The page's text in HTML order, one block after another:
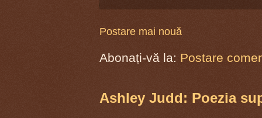
Postare mai nouă
Abonați-vă la: Postare
Ashley Judd: Poezia